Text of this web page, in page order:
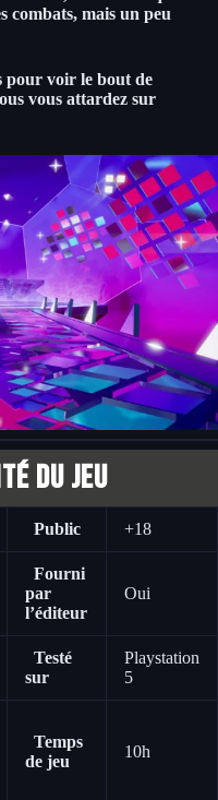
combats, mais un peu
pour voir le bout de
vous attardez sur
du jeu
Public +18
Fourni
par
l’éditeur
Oui
Testé
sur
Playstation
5
Temps
de jeu
10h